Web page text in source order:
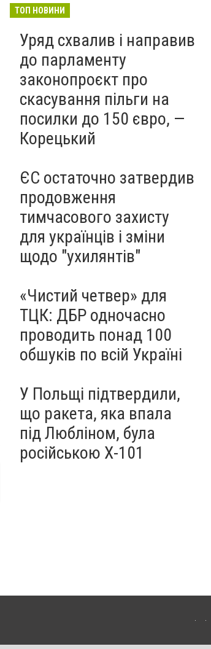
ТОП НОВИНИ
Уряд схвалив і направив
до парламенту
законопроєкт про
скасування пільги на
посилки до 150 євро, —
Корецький
ЄС остаточно затвердив
продовження
тимчасового захисту
для українців і зміни
щодо "ухилянтів"
«Чистий четвер» для
ТЦК: ДБР одночасно
проводить понад 100
обшуків по всій Україні
У Польщі підтвердили,
що ракета, яка впала
під Любліном, була
російською Х-101